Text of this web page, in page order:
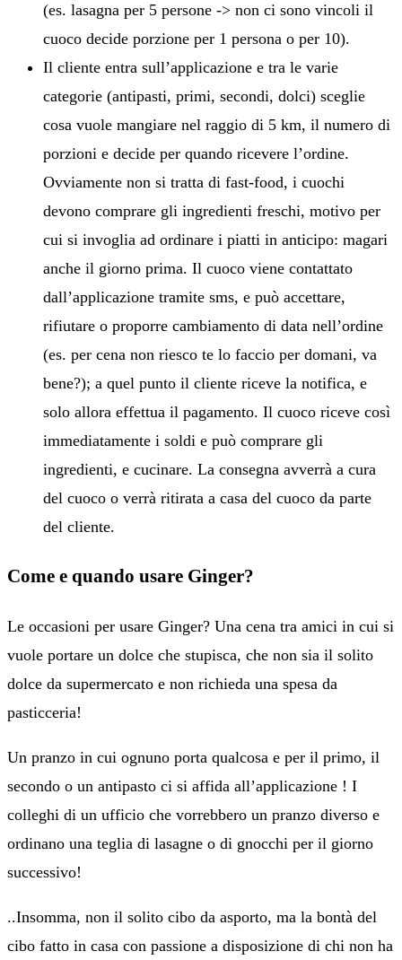
(es. lasagna per 5 persone -> non ci sono vincoli il
cuoco decide porzione per 1 persona o per 10).
Il cliente entra sull’applicazione e tra le varie
categorie (antipasti, primi, secondi, dolci) sceglie
cosa vuole mangiare nel raggio di 5 km, il numero di
porzioni e decide per quando ricevere l’ordine.
Ovviamente non si tratta di fast-food, i cuochi
devono comprare gli ingredienti freschi, motivo per
cui si invoglia ad ordinare i piatti in anticipo: magari
anche il giorno prima. Il cuoco viene contattato
dall’applicazione tramite sms, e può accettare,
rifiutare o proporre cambiamento di data nell’ordine
(es. per cena non riesco te lo faccio per domani, va
bene?); a quel punto il cliente riceve la notifica, e
solo allora effettua il pagamento. Il cuoco riceve così
immediatamente i soldi e può comprare gli
ingredienti, e cucinare. La consegna avverrà a cura
del cuoco o verrà ritirata a casa del cuoco da parte
del cliente.
Come e quando usare Ginger?
Le occasioni per usare Ginger? Una cena tra amici in cui si
vuole portare un dolce che stupisca, che non sia il solito
dolce da supermercato e non richieda una spesa da
pasticceria!
Un pranzo in cui ognuno porta qualcosa e per il primo, il
secondo o un antipasto ci si affida all’applicazione ! I
colleghi di un ufficio che vorrebbero un pranzo diverso e
ordinano una teglia di lasagne o di gnocchi per il giorno
successivo!
..Insomma, non il solito cibo da asporto, ma la bontà del
cibo fatto in casa con passione a disposizione di chi non ha